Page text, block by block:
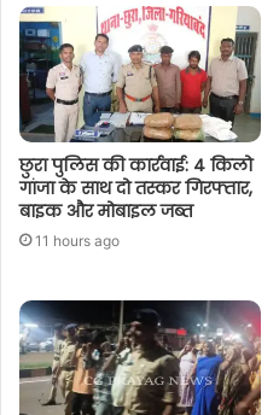
छुरा पुलिस की कार्रवाई: 4 किलो
गांजा के साथ दो तस्कर गिरफ्तार,
बाइक और मोबाइल जब्त
11 hours ago